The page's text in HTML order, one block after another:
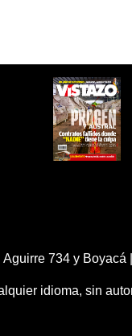
734 y Boyacá
idioma, sin